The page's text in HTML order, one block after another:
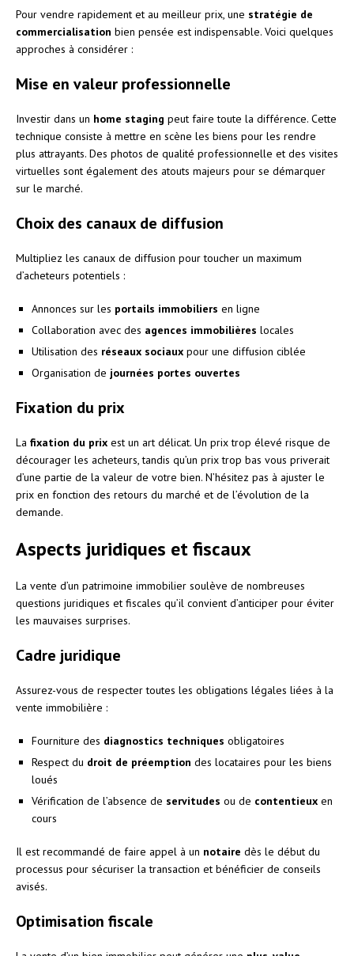
Pour vendre rapidement et au meilleur prix, une stratégie de
commercialisation bien pensée est indispensable. Voici quelques
approches à considérer :
Mise en valeur professionnelle
Investir dans un home staging peut faire toute la différence. Cette
technique consiste à mettre en scène les biens pour les rendre
plus attrayants. Des photos de qualité professionnelle et des visites
virtuelles sont également des atouts majeurs pour se démarquer
sur le marché.
Choix des canaux de diffusion
Multipliez les canaux de diffusion pour toucher un maximum
d’acheteurs potentiels :
Annonces sur les portails immobiliers en ligne
Collaboration avec des agences immobilières locales
Utilisation des réseaux sociaux pour une diffusion ciblée
Organisation de journées portes ouvertes
Fixation du prix
La fixation du prix est un art délicat. Un prix trop élevé risque de
décourager les acheteurs, tandis qu’un prix trop bas vous priverait
d’une partie de la valeur de votre bien. N’hésitez pas à ajuster le
prix en fonction des retours du marché et de l’évolution de la
demande.
Aspects juridiques et fiscaux
La vente d’un patrimoine immobilier soulève de nombreuses
questions juridiques et fiscales qu’il convient d’anticiper pour éviter
les mauvaises surprises.
Cadre juridique
Assurez-vous de respecter toutes les obligations légales liées à la
vente immobilière :
Fourniture des diagnostics techniques obligatoires
Respect du droit de préemption des locataires pour les biens
loués
Vérification de l’absence de servitudes ou de contentieux en
cours
Il est recommandé de faire appel à un notaire dès le début du
processus pour sécuriser la transaction et bénéficier de conseils
avisés.
Optimisation fiscale